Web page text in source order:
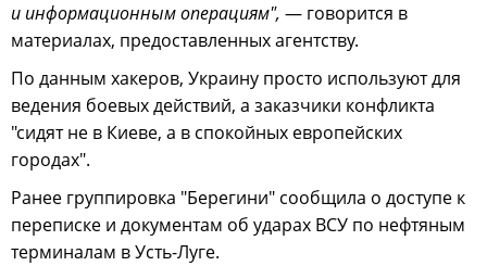
и информационным операциям", — говорится в
материалах, предоставленных агентству.
По данным хакеров, Украину просто используют для
ведения боевых действий, а заказчики конфликта
"сидят не в Киеве, а в спокойных европейских
городах".
Ранее группировка "Берегини" сообщила о доступе к
переписке и документам об ударах ВСУ по нефтяным
терминалам в Усть-Луге.